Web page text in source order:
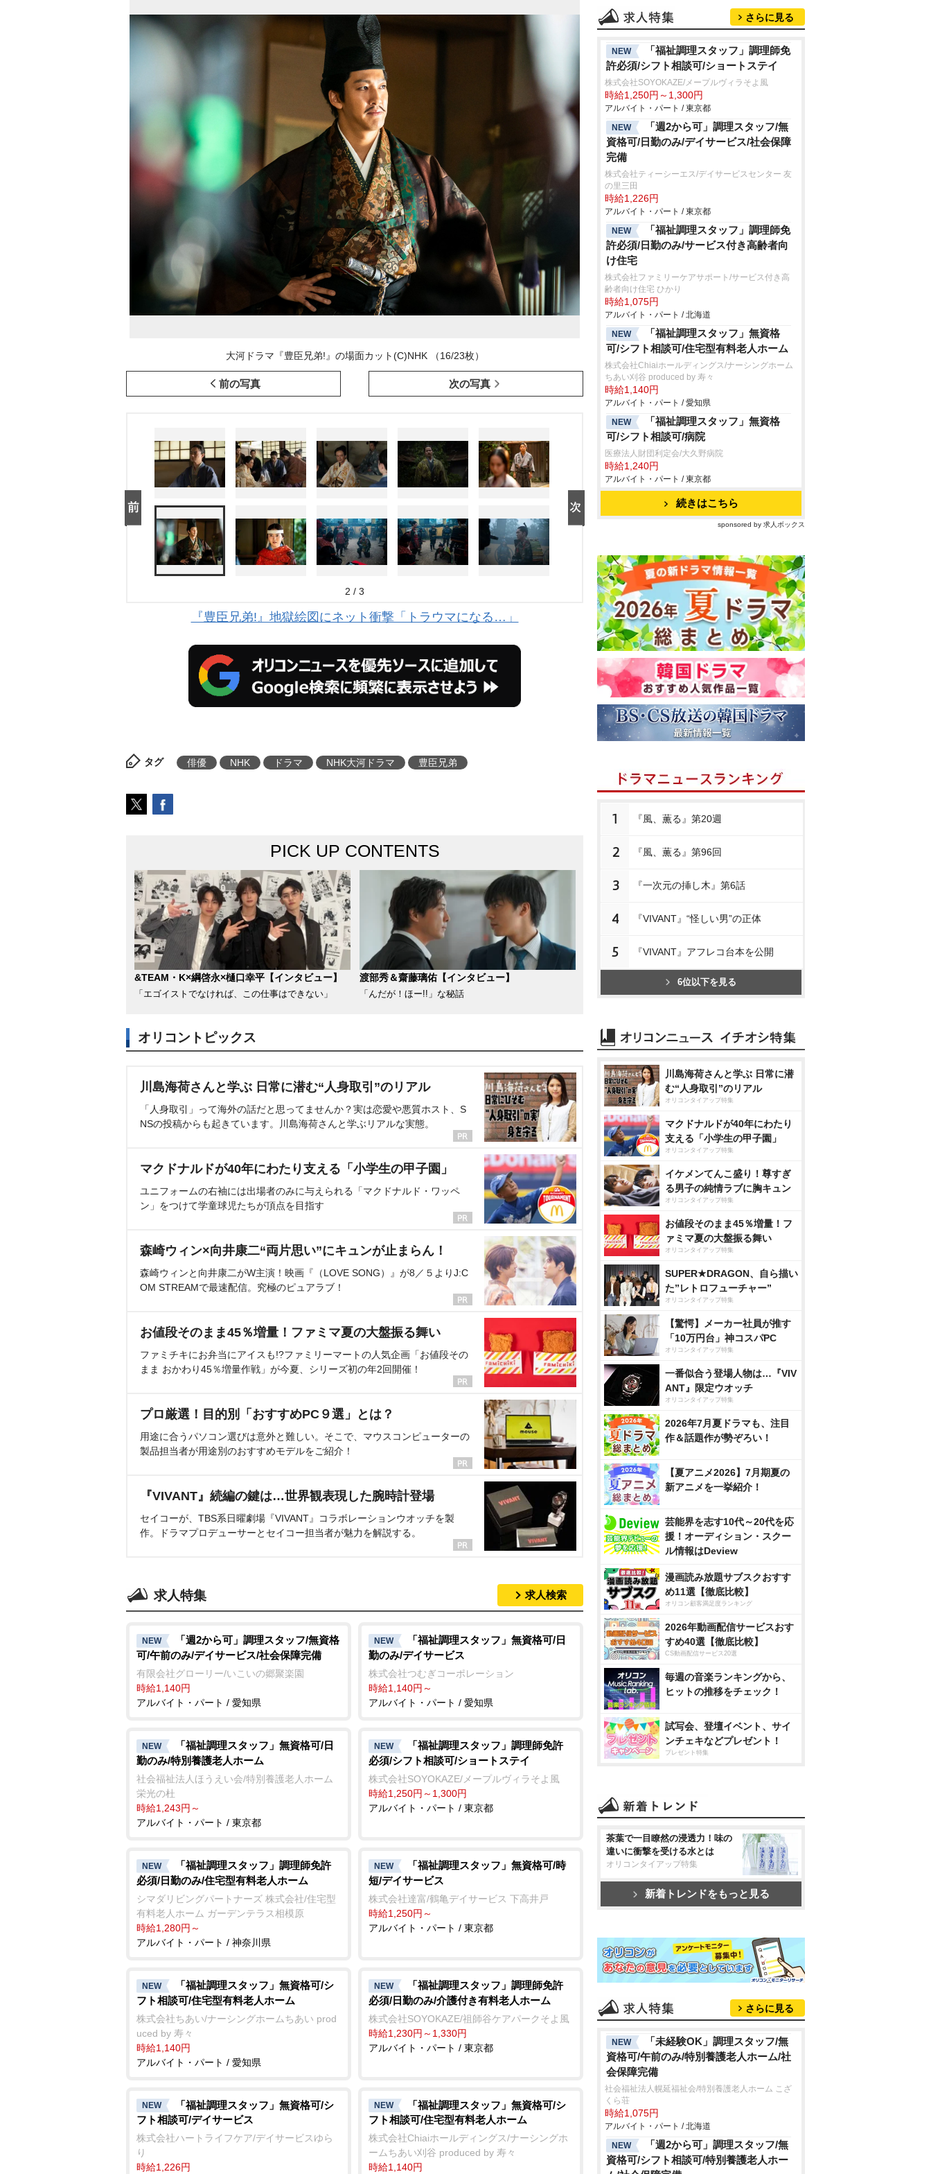
大河ドラマ『豊臣兄弟!』の場面カット(C)NHK （16/23枚）
前の写真 次の写真
2 / 3
『豊臣兄弟!』地獄絵図にネット衝撃「トラウマになる…」
タグ 俳優 NHK ドラマ NHK大河ドラマ 豊臣兄弟
PICK UP CONTENTS
&TEAM・K×綱啓永×樋口幸平【インタビュー】
「エゴイストでなければ、この仕事はできない」
渡部秀＆齋藤璃佑【インタビュー】
「んだが！ほー!!」な秘話
オリコントピックス
川島海荷さんと学ぶ 日常に潜む“人身取引”のリアル
「人身取引」って海外の話だと思ってませんか？実は恋愛や悪質ホスト、S
NSの投稿からも起きています。川島海荷さんと学ぶリアルな実態。
マクドナルドが40年にわたり支える「小学生の甲子園」
ユニフォームの右袖には出場者のみに与えられる「マクドナルド・ワッペ
ン」をつけて学童球児たちが頂点を目指す
森崎ウィン×向井康二“両片思い”にキュンが止まらん！
森崎ウィンと向井康二がW主演！映画『（LOVE SONG）』が8／５よりJ:C
OM STREAMで最速配信。究極のピュアラブ！
お値段そのまま45％増量！ファミマ夏の大盤振る舞い
ファミチキにお弁当にアイスも!?ファミリーマートの人気企画「お値段その
まま おかわり45％増量作戦」が今夏、シリーズ初の年2回開催！
プロ厳選！目的別「おすすめPC９選」とは？
用途に合うパソコン選びは意外と難しい。そこで、マウスコンピューターの
製品担当者が用途別のおすすめモデルをご紹介！
『VIVANT』続編の鍵は…世界観表現した腕時計登場
セイコーが、TBS系日曜劇場『VIVANT』コラボレーションウオッチを製
作。ドラマプロデューサーとセイコー担当者が魅力を解説する。
求人特集 求人検索
NEW
「週2から可」調理スタッフ/無資格
可/午前のみ/デイサービス/社会保障完備
有限会社グローリー/いこいの郷聚楽園
時給1,140円
アルバイト・パート / 愛知県
NEW
「福祉調理スタッフ」無資格可/日
勤のみ/デイサービス
株式会社つむぎコーポレーション
時給1,140円～
アルバイト・パート / 愛知県
NEW
「福祉調理スタッフ」無資格可/日
勤のみ/特別養護老人ホーム
社会福祉法人ほうえい会/特別養護老人ホーム
栄光の杜
時給1,243円～
アルバイト・パート / 東京都
NEW
「福祉調理スタッフ」調理師免許
必須/シフト相談可/ショートステイ
株式会社SOYOKAZE/メープルヴィラそよ風
時給1,250円～1,300円
アルバイト・パート / 東京都
NEW
「福祉調理スタッフ」調理師免許
必須/日勤のみ/住宅型有料老人ホーム
シマダリビングパートナーズ 株式会社/住宅型
有料老人ホーム ガーデンテラス相模原
時給1,280円～
アルバイト・パート / 神奈川県
NEW
「福祉調理スタッフ」無資格可/時
短/デイサービス
株式会社達富/鶴亀デイサービス 下高井戸
時給1,250円～
アルバイト・パート / 東京都
NEW
「福祉調理スタッフ」無資格可/シ
フト相談可/住宅型有料老人ホーム
株式会社ちあい/ナーシングホームちあい prod
uced by 寿々
時給1,140円
アルバイト・パート / 愛知県
NEW
「福祉調理スタッフ」調理師免許
必須/日勤のみ/介護付き有料老人ホーム
株式会社SOYOKAZE/祖師谷ケアパークそよ風
時給1,230円～1,330円
アルバイト・パート / 東京都
NEW
「福祉調理スタッフ」無資格可/シ
フト相談可/デイサービス
株式会社ハートライフケア/デイサービスゆら
り
時給1,226円
NEW
「福祉調理スタッフ」無資格可/シ
フト相談可/住宅型有料老人ホーム
株式会社Chiaiホールディングス/ナーシングホ
ームちあい刈谷 produced by 寿々
時給1,140円
さらに見る
NEW
「福祉調理スタッフ」調理師免
許必須/シフト相談可/ショートステイ
株式会社SOYOKAZE/メープルヴィラそよ風
時給1,250円～1,300円
アルバイト・パート / 東京都
NEW
「週2から可」調理スタッフ/無
資格可/日勤のみ/デイサービス/社会保障
完備
株式会社ティーシーエス/デイサービスセンター 友
の里三田
時給1,226円
アルバイト・パート / 東京都
NEW
「福祉調理スタッフ」調理師免
許必須/日勤のみ/サービス付き高齢者向
け住宅
株式会社ファミリーケアサポート/サービス付き高
齢者向け住宅 ひかり
時給1,075円
アルバイト・パート / 北海道
NEW
「福祉調理スタッフ」無資格
可/シフト相談可/住宅型有料老人ホーム
株式会社Chiaiホールディングス/ナーシングホーム
ちあい刈谷 produced by 寿々
時給1,140円
アルバイト・パート / 愛知県
NEW
「福祉調理スタッフ」無資格
可/シフト相談可/病院
医療法人財団利定会/大久野病院
時給1,240円
アルバイト・パート / 東京都
続きはこちら
sponsored by 求人ボックス
1 『風、薫る』第20週
2 『風、薫る』第96回
3 『一次元の挿し木』第6話
4 『VIVANT』“怪しい男”の正体
5 『VIVANT』アフレコ台本を公開
6位以下を見る
川島海荷さんと学ぶ 日常に潜
む“人身取引”のリアル
オリコンタイアップ特集
マクドナルドが40年にわたり
支える「小学生の甲子園」
オリコンタイアップ特集
イケメンてんこ盛り！尊すぎ
る男子の純情ラブに胸キュン
オリコンタイアップ特集
お値段そのまま45％増量！フ
ァミマ夏の大盤振る舞い
オリコンタイアップ特集
SUPER★DRAGON、自ら描い
た”レトロフューチャー”
オリコンタイアップ特集
【驚愕】メーカー社員が推す
「10万円台」神コスパPC
オリコンタイアップ特集
一番似合う登場人物は…『VIV
ANT』限定ウオッチ
オリコンタイアップ特集
2026年7月夏ドラマも、注目
作＆話題作が勢ぞろい！
【夏アニメ2026】7月期夏の
新アニメを一挙紹介！
芸能界を志す10代～20代を応
援！オーディション・スクー
ル情報はDeview
漫画読み放題サブスクおすす
め11選【徹底比較】
オリコン顧客満足度ランキング
2026年動画配信サービスおす
すめ40選【徹底比較】
CS動画配信サービス20選
毎週の音楽ランキングから、
ヒットの推移をチェック！
試写会、登壇イベント、サイ
ンチェキなどプレゼント！
プレゼント特集
茶葉で一目瞭然の浸透力！味の
違いに衝撃を受ける水とは
オリコンタイアップ特集
新着トレンドをもっと見る
さらに見る
NEW
「未経験OK」調理スタッフ/無
資格可/午前のみ/特別養護老人ホーム/社
会保障完備
社会福祉法人幌延福祉会/特別養護老人ホーム こざ
くら荘
時給1,075円
アルバイト・パート / 北海道
NEW
「週2から可」調理スタッフ/無
資格可/シフト相談可/特別養護老人ホー